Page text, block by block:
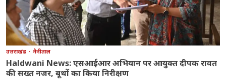
उत्तराखंड नैनीताल
Haldwani News: एसआईआर अभियान पर आयुक्त दीपक रावत
की सख्त नजर, बूथों का किया निरीक्षण